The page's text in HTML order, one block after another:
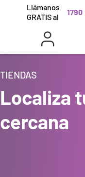
Llámanos
GRATIS al
1790
TIENDAS
Localiza
cercana